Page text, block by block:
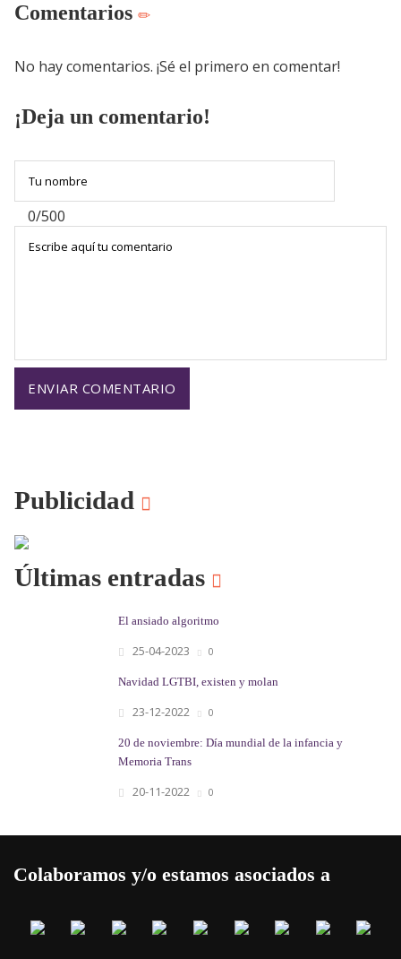
Comentarios
No hay comentarios. ¡Sé el primero en comentar!
¡Deja un comentario!
0/500
Publicidad
Últimas entradas
El ansiado algoritmo
25-04-2023 0
Navidad LGTBI, existen y molan
23-12-2022 0
20 de noviembre: Día mundial de la infancia y
Memoria Trans
20-11-2022 0
Colaboramos y/o estamos asociados a